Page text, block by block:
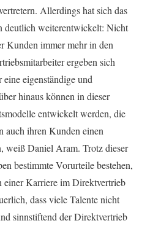
Allerdings hat sich das
deutlich weiterentwickelt: Nicht
Kunden immer mehr in den
ergeben sich
eigenständige und
hinaus können in dieser
entwickelt werden, die
auch ihren Kunden einen
weiß Daniel Aram. Trotz dieser
bestimmte Vorurteile bestehen,
Karriere im Direktvertrieb
dass viele Talente nicht
sinnstiftend der Direktvertrieb